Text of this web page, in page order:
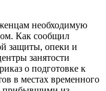
необходимую
Как сообщил
защиты, опеки и
занятости
о подготовке к
в местах временного